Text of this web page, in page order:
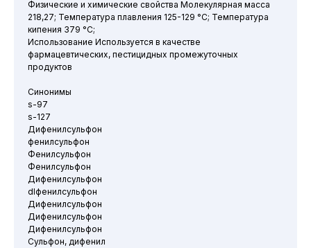
Физические и химические свойства Молекулярная масса
218,27; Температура плавления 125-129 °C; Температура
кипения 379 °C;
Использование Используется в качестве
фармацевтических, пестицидных промежуточных
продуктов
Синонимы
s-97
s-127
Дифенилсульфон
фенилсульфон
Фенилсульфон
Фенилсульфон
Дифенилсульфон
dlфенилсульфон
Дифенилсульфон
Дифенилсульфон
Дифенилсульфон
Сульфон, дифенил